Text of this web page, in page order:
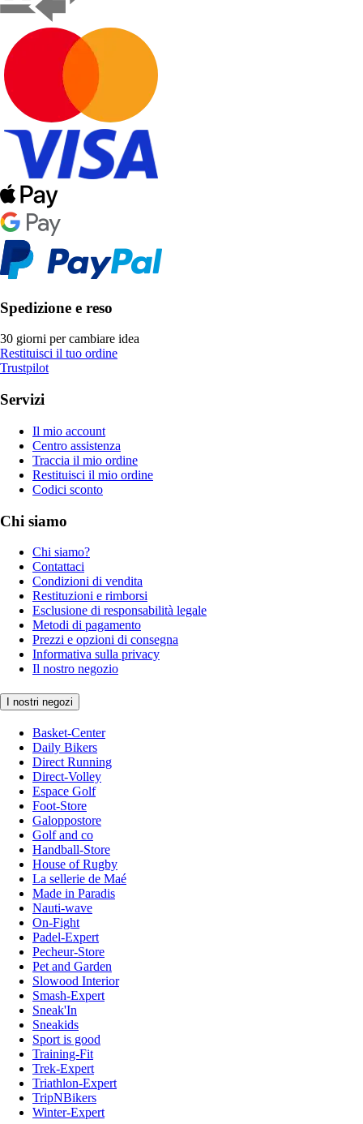
Spedizione e reso
30 giorni per cambiare idea
Restituisci il tuo ordine
Trustpilot
Servizi
Il mio account
Centro assistenza
Traccia il mio ordine
Restituisci il mio ordine
Codici sconto
Chi siamo
Chi siamo?
Contattaci
Condizioni di vendita
Restituzioni e rimborsi
Esclusione di responsabilità legale
Metodi di pagamento
Prezzi e opzioni di consegna
Informativa sulla privacy
Il nostro negozio
I nostri negozi
Basket-Center
Daily Bikers
Direct Running
Direct-Volley
Espace Golf
Foot-Store
Galoppostore
Golf and co
Handball-Store
House of Rugby
La sellerie de Maé
Made in Paradis
Nauti-wave
On-Fight
Padel-Expert
Pecheur-Store
Pet and Garden
Slowood Interior
Smash-Expert
Sneak'In
Sneakids
Sport is good
Training-Fit
Trek-Expert
Triathlon-Expert
TripNBikers
Winter-Expert